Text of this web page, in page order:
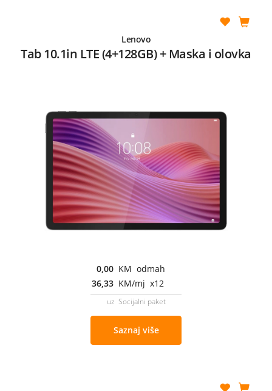
Lenovo
Tab 10.1in LTE (4+128GB) + Maska i olovka
0,00 KM odmah
36,33 KM/mj x12
uz Socijalni paket
Saznaj više